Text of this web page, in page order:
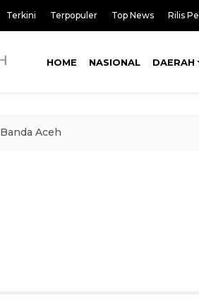
Terkini Terpopuler Top News Rilis
HOME NASIONAL DAERAH
Banda Aceh